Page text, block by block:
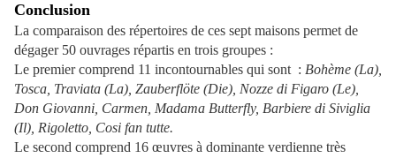
Conclusion
La comparaison des répertoires de ces sept maisons permet de
dégager 50 ouvrages répartis en trois groupes :
Le premier comprend 11 incontournables qui sont : Bohème (La),
Tosca, Traviata (La), Zauberflöte (Die), Nozze di Figaro (Le),
Don Giovanni, Carmen, Madama Butterfly, Barbiere di Siviglia
(Il), Rigoletto, Cosi fan tutte.
Le second comprend 16 œuvres à dominante verdienne très